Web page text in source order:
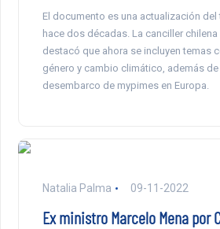
El documento es una actualización
hace dos décadas. La canciller
destacó que ahora se incluyen temas
género y cambio climático, además de
desembarco de mypimes en Europa.
Natalia Palma 09-11-2022
Ex ministro Marcelo Mena por